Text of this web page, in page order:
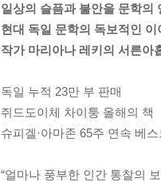
일상의 슬픔과 불안을 문학의
현대 독일 문학의 독보적인 이
작가 마리아나 레키의 서른아
독일 누적 23만 부 판매
쥐드도이체 차이퉁 올해의 책
슈피겔·아마존 65주 연속 베스
“얼마나 풍부한 인간 통찰의